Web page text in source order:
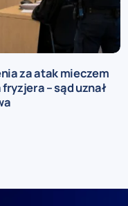
za atak mieczem
– sąd uznał